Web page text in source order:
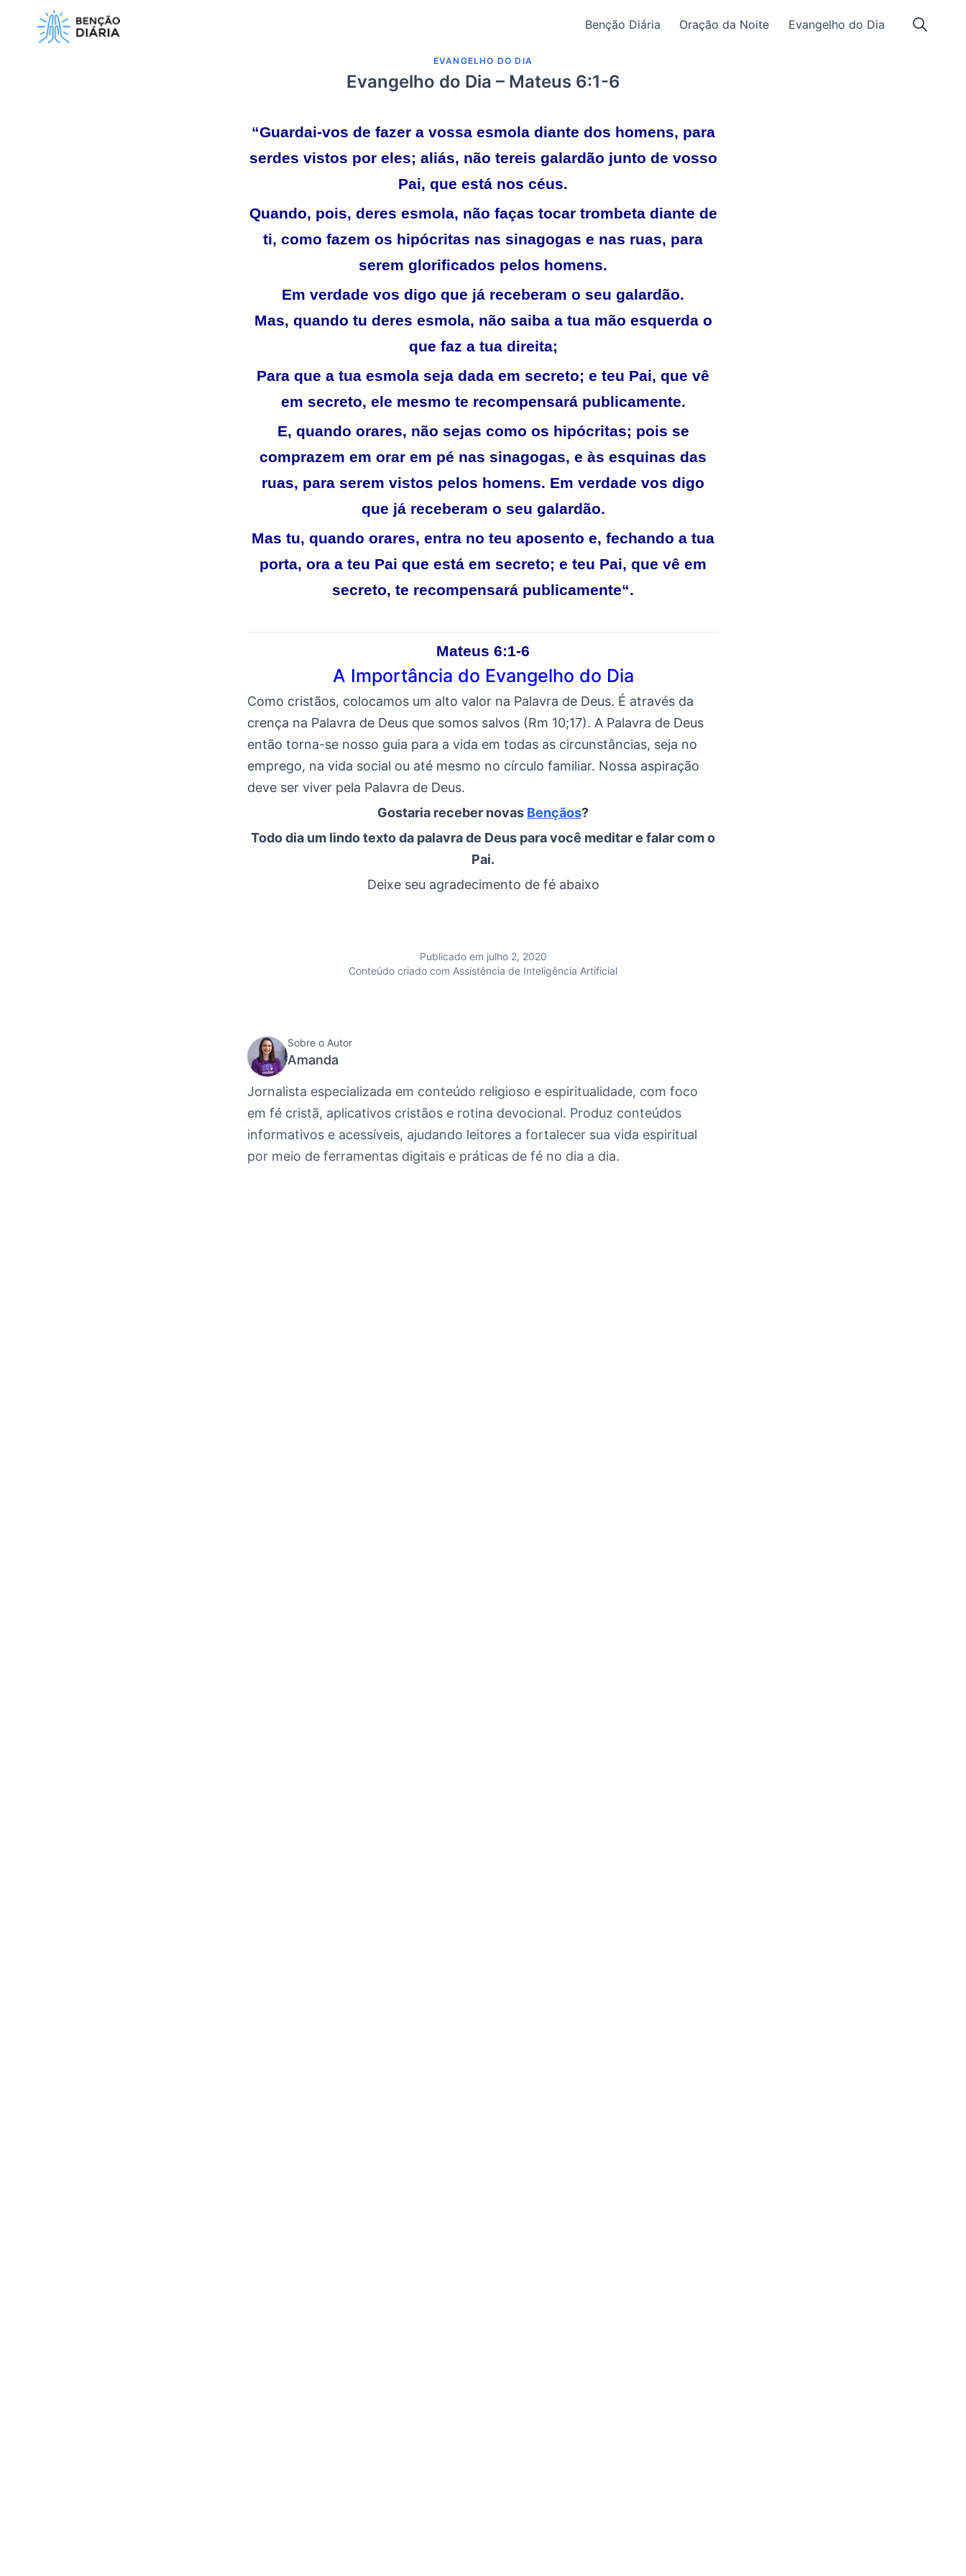
Benção Diária Oração da Noite Evangelho do Dia
EVANGELHO DO DIA
Evangelho do Dia – Mateus 6:1-6
“Guardai-vos de fazer a vossa esmola diante dos homens, para
serdes vistos por eles; aliás, não tereis galardão junto de vosso
Pai, que está nos céus.
Quando, pois, deres esmola, não faças tocar trombeta diante de
ti, como fazem os hipócritas nas sinagogas e nas ruas, para
serem glorificados pelos homens.
Em verdade vos digo que já receberam o seu galardão.
Mas, quando tu deres esmola, não saiba a tua mão esquerda o
que faz a tua direita;
Para que a tua esmola seja dada em secreto; e teu Pai, que vê
em secreto, ele mesmo te recompensará publicamente.
E, quando orares, não sejas como os hipócritas; pois se
comprazem em orar em pé nas sinagogas, e às esquinas das
ruas, para serem vistos pelos homens. Em verdade vos digo
que já receberam o seu galardão.
Mas tu, quando orares, entra no teu aposento e, fechando a tua
porta, ora a teu Pai que está em secreto; e teu Pai, que vê em
secreto, te recompensará publicamente“.
Mateus 6:1-6
A Importância do Evangelho do Dia
Como cristãos, colocamos um alto valor na Palavra de Deus. É através da
crença na Palavra de Deus que somos salvos (Rm 10;17). A Palavra de Deus
então torna-se nosso guia para a vida em todas as circunstâncias, seja no
emprego, na vida social ou até mesmo no círculo familiar. Nossa aspiração
deve ser viver pela Palavra de Deus.
Gostaria receber novas Bençãos?
Todo dia um lindo texto da palavra de Deus para você meditar e falar com o
Pai.
Deixe seu agradecimento de fé abaixo
Publicado em julho 2, 2020
Conteúdo criado com Assistência de Inteligência Artificial
Sobre o Autor
Amanda
Jornalista especializada em conteúdo religioso e espiritualidade, com foco
em fé cristã, aplicativos cristãos e rotina devocional. Produz conteúdos
informativos e acessíveis, ajudando leitores a fortalecer sua vida espiritual
por meio de ferramentas digitais e práticas de fé no dia a dia.